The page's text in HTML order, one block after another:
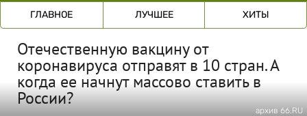
ГЛАВНОЕ ЛУЧШЕЕ ХИТЫ
Отечественную вакцину от
коронавируса отправят в 10 стран. А
когда ее начнут массово ставить в
России?
архив 66.RU